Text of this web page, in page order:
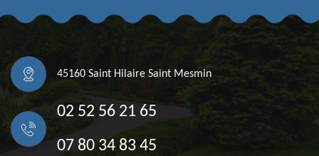
45160 Saint Hilaire Saint Mesmin
02 52 56 21 65
07 80 34 83 45